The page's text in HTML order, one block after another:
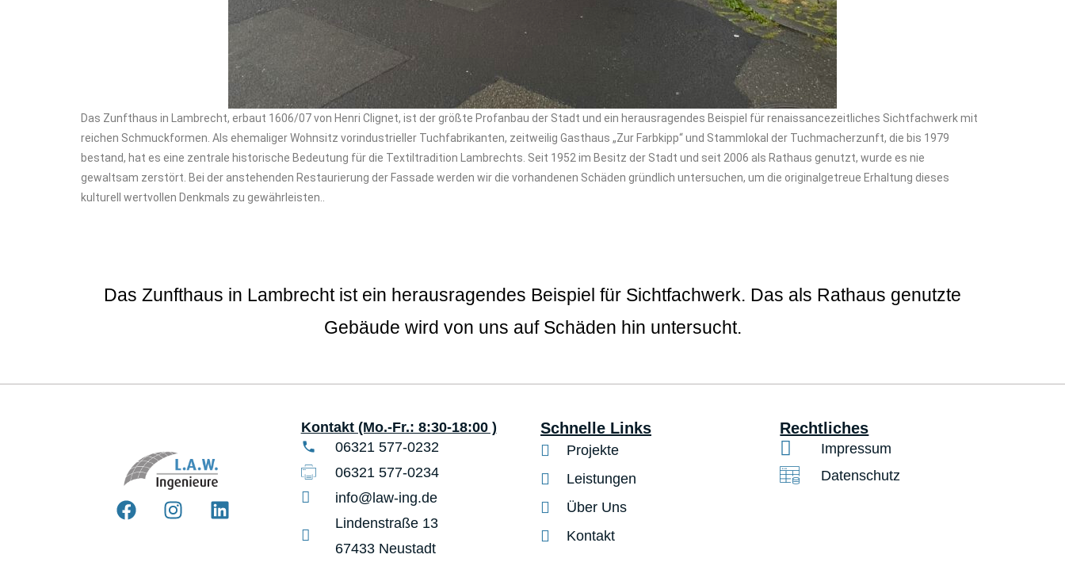
Das Zunfthaus in Lambrecht, erbaut 1606/07 von Henri Clignet, ist der größte Profanbau der Stadt und ein herausragendes Beispiel für renaissancezeitliches Sichtfachwerk mit
reichen Schmuckformen. Als ehemaliger Wohnsitz vorindustrieller Tuchfabrikanten, zeitweilig Gasthaus „Zur Farbkipp“ und Stammlokal der Tuchmacherzunft, die bis 1979
bestand, hat es eine zentrale historische Bedeutung für die Textiltradition Lambrechts. Seit 1952 im Besitz der Stadt und seit 2006 als Rathaus genutzt, wurde es nie
gewaltsam zerstört. Bei der anstehenden Restaurierung der Fassade werden wir die vorhandenen Schäden gründlich untersuchen, um die originalgetreue Erhaltung dieses
kulturell wertvollen Denkmals zu gewährleisten..
Das Zunfthaus in Lambrecht ist ein herausragendes Beispiel für Sichtfachwerk. Das als Rathaus genutzte
Gebäude wird von uns auf Schäden hin untersucht.
Kontakt (Mo.-Fr.: 8:30-18:00 )
06321 577-0232
06321 577-0234
info@law-ing.de
Lindenstraße 13
67433 Neustadt
Schnelle Links
Projekte
Leistungen
Über Uns
Kontakt
Rechtliches
Impressum
Datenschutz